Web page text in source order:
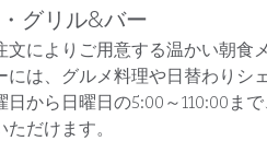
グリル&バー
文によりご用意する温かい朝食
には、グルメ料理や日替わりシ
から日曜日の5:00～110:00ま
だけます。